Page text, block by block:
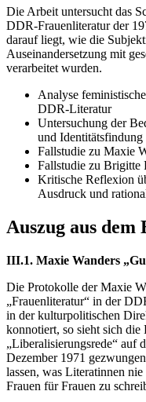
Die Arbeit untersucht das
DDR-Frauenliteratur der
darauf liegt, wie die
Auseinandersetzung mit
verarbeitet wurden.
Analyse
DDR-Literatur
Untersuchung der
und Identitätsfindung
Fallstudie zu Maxie
Fallstudie zu Brigitte
Kritische Reflexion
Ausdruck und
Auszug aus dem
III.1. Maxie Wanders
Die Protokolle der Maxie
„Frauenliteratur“ in der
in der kulturpolitischen
konnotiert, so sieht sich die
„Liberalisierungsrede“ auf
Dezember 1971
lassen, was Literatinnen
Frauen für Frauen zu